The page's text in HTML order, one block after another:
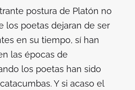
postura de Platón no
los poetas dejaran de ser
en su tiempo, sí han
las épocas de
los poetas han sido
Y si acaso el